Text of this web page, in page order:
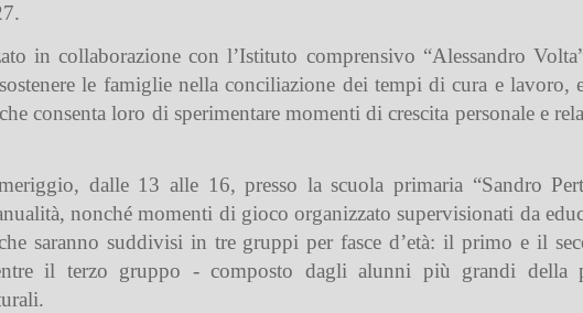
in collaborazione con l’Istituto comprensivo “Alessandro
sostenere le famiglie nella conciliazione dei tempi di cura e lavoro,
consenta loro di sperimentare momenti di crescita personale e
dalle 13 alle 16, presso la scuola primaria “Sandro
nonché momenti di gioco organizzato supervisionati da
saranno suddivisi in tre gruppi per fasce d’età: il primo e il
il terzo gruppo - composto dagli alunni più grandi della